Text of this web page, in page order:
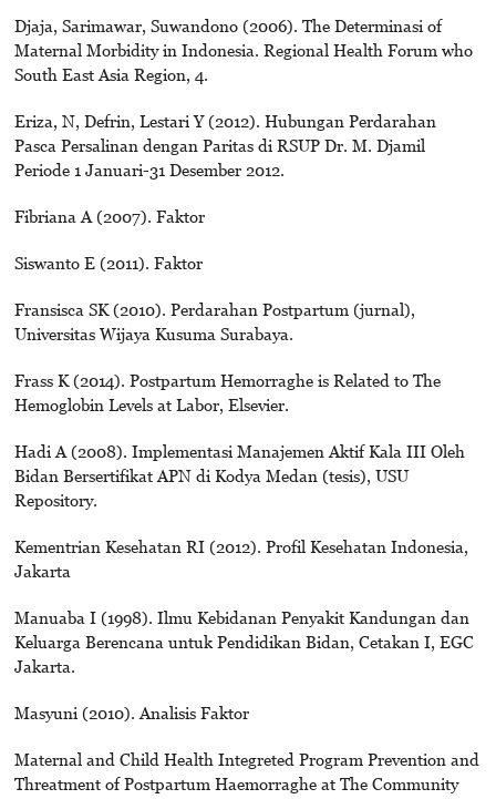
Djaja, Sarimawar, Suwandono (2006). The Determinasi of
Maternal Morbidity in Indonesia. Regional Health Forum who
South East Asia Region, 4.
Eriza, N, Defrin, Lestari Y (2012). Hubungan Perdarahan
Pasca Persalinan dengan Paritas di RSUP Dr. M. Djamil
Periode 1 Januari-31 Desember 2012.
Fibriana A (2007). Faktor
Siswanto E (2011). Faktor
Fransisca SK (2010). Perdarahan Postpartum (jurnal),
Universitas Wijaya Kusuma Surabaya.
Frass K (2014). Postpartum Hemorraghe is Related to The
Hemoglobin Levels at Labor, Elsevier.
Hadi A (2008). Implementasi Manajemen Aktif Kala III Oleh
Bidan Bersertifikat APN di Kodya Medan (tesis), USU
Repository.
Kementrian Kesehatan RI (2012). Profil Kesehatan Indonesia,
Jakarta
Manuaba I (1998). Ilmu Kebidanan Penyakit Kandungan dan
Keluarga Berencana untuk Pendidikan Bidan, Cetakan I, EGC
Jakarta.
Masyuni (2010). Analisis Faktor
Maternal and Child Health Integreted Program Prevention and
Threatment of Postpartum Haemorraghe at The Community